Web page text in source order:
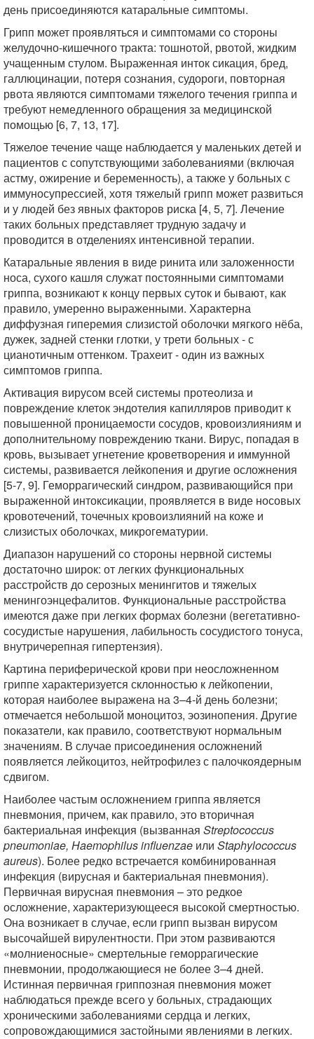
день присоединяются катаральные симптомы.
Грипп может проявляться и симптомами со стороны
желудочно-кишечного тракта: тошнотой, рвотой, жидким
учащенным стулом. Выраженная инток сикация, бред,
галлюцинации, потеря сознания, судороги, повторная
рвота являются симптомами тяжелого течения гриппа и
требуют немедленного обращения за медицинской
помощью [6, 7, 13, 17].
Тяжелое течение чаще наблюдается у маленьких детей и
пациентов с сопутствующими заболеваниями (включая
астму, ожирение и беременность), а также у больных с
иммуносупрессией, хотя тяжелый грипп может развиться
и у людей без явных факторов риска [4, 5, 7]. Лечение
таких больных представляет трудную задачу и
проводится в отделениях интенсивной терапии.
Катаральные явления в виде ринита или заложенности
носа, сухого кашля служат постоянными симптомами
гриппа, возникают к концу первых суток и бывают, как
правило, умеренно выраженными. Характерна
диффузная гиперемия слизистой оболочки мягкого нёба,
дужек, задней стенки глотки, у трети больных - с
цианотичным оттенком. Трахеит - один из важных
симптомов гриппа.
Активация вирусом всей системы протеолиза и
повреждение клеток эндотелия капилляров приводит к
повышенной проницаемости сосудов, кровоизлияниям и
дополнительному повреждению ткани. Вирус, попадая в
кровь, вызывает угнетение кроветворения и иммунной
системы, развивается лейкопения и другие осложнения
[5-7, 9]. Геморрагический синдром, развивающийся при
выраженной интоксикации, проявляется в виде носовых
кровотечений, точечных кровоизлияний на коже и
слизистых оболочках, микрогематурии.
Диапазон нарушений со стороны нервной системы
достаточно широк: от легких функциональных
расстройств до серозных менингитов и тяжелых
менингоэнцефалитов. Функциональные расстройства
имеются даже при легких формах болезни (вегетативно-
сосудистые нарушения, лабильность сосудистого тонуса,
внутричерепная гипертензия).
Картина периферической крови при неосложненном
гриппе характеризуется склонностью к лейкопении,
которая наиболее выражена на 3–4-й день болезни;
отмечается небольшой моноцитоз, эозинопения. Другие
показатели, как правило, соответствуют нормальным
значениям. В случае присоединения осложнений
появляется лейкоцитоз, нейтрофилез с палочкоядерным
сдвигом.
Наиболее частым осложнением гриппа является
пневмония, причем, как правило, это вторичная
бактериальная инфекция (вызванная Streptococcus
pneumoniae, Haemophilus influenzae или Staphylococcus
aureus). Более редко встречается комбинированная
инфекция (вирусная и бактериальная пневмония).
Первичная вирусная пневмония – это редкое
осложнение, характеризующееся высокой смертностью.
Она возникает в случае, если грипп вызван вирусом
высочайшей вирулентности. При этом развиваются
«молниеносные» смертельные геморрагические
пневмонии, продолжающиеся не более 3–4 дней.
Истинная первичная гриппозная пневмония может
наблюдаться прежде всего у больных, страдающих
хроническими заболеваниями сердца и легких,
сопровождающимися застойными явлениями в легких.